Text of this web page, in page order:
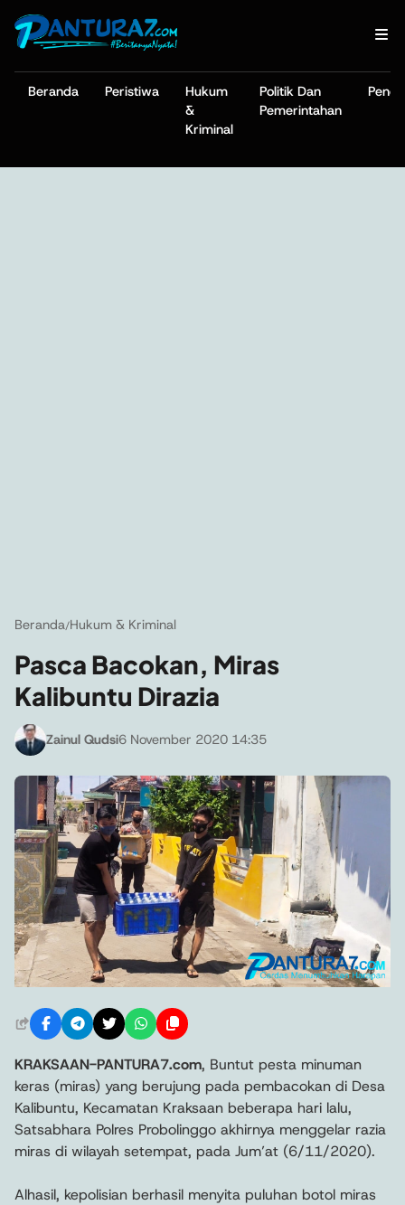
Beranda Peristiwa
Hukum
&
Kriminal
Politik Dan
Pemerintahan
Beranda/Hukum & Kriminal
Pasca Bacokan, Miras
Kalibuntu Dirazia
Zainul Qudsi6 November 2020 14:35
KRAKSAAN-PANTURA7.com, Buntut pesta minuman
keras (miras) yang berujung pada pembacokan di Desa
Kalibuntu, Kecamatan Kraksaan beberapa hari lalu,
Satsabhara Polres Probolinggo akhirnya menggelar razia
miras di wilayah setempat, pada Jum’at (6/11/2020).
Alhasil, kepolisian berhasil menyita puluhan botol miras